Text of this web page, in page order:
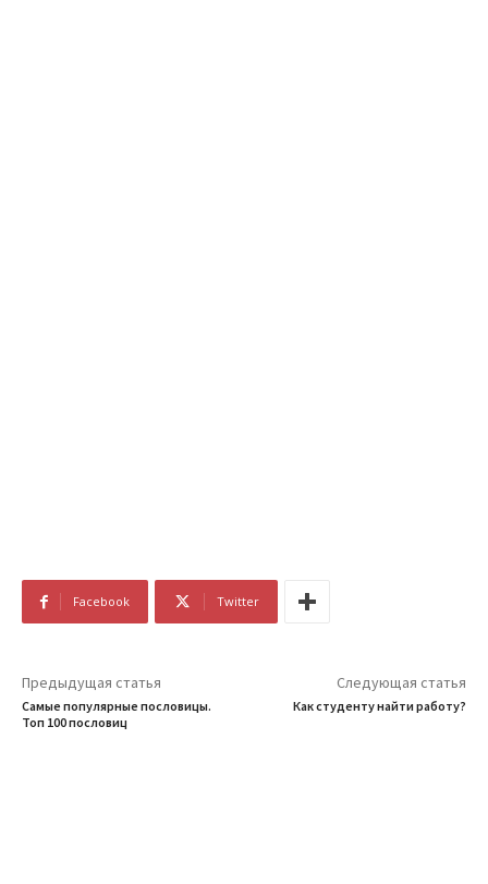
Facebook Twitter
Предыдущая статья
Самые популярные пословицы.
Топ 100 пословиц
Следующая статья
Как студенту найти работу?